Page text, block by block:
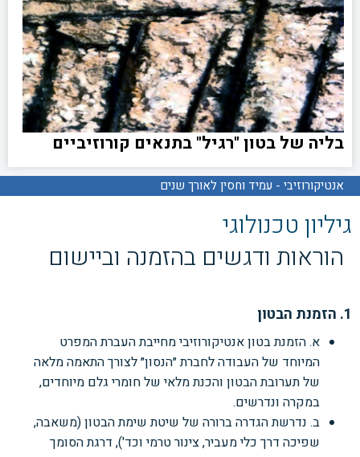
בליה של בטון "רגיל" בתנאים קורוזיביים
אנטיקורוזיבי - עמיד וחסין לאורך שנים
גיליון טכנולוגי
הוראות ודגשים בהזמנה וביישום
1. הזמנת הבטון
א. הזמנת בטון אנטיקורוזיבי מחייבת העברת המפרט
המיוחד של העבודה לחברת ״הנסון״ לצורך התאמה מלאה
של תערובת הבטון והכנת מלאי של חומרי גלם מיוחדים,
במקרה ונדרשים.
ב. נדרשת הגדרה ברורה של שיטת שימת הבטון (משאבה,
שפיכה דרך כלי מעביר, צינור טרמי וכד'), דרגת הסומך